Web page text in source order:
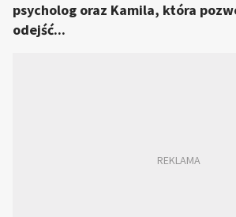
psycholog oraz Kamila, która
odejść...